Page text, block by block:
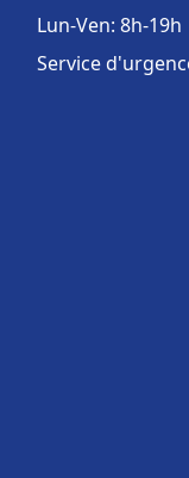
Lun-Ven: 8h-19h
Service